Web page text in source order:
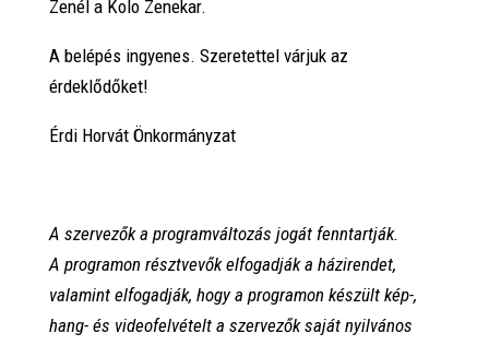
Zenél a Kolo Zenekar.
A belépés ingyenes. Szeretettel várjuk az
érdeklődőket!
Érdi Horvát Önkormányzat
A szervezők a programváltozás jogát fenntartják.
A programon résztvevők elfogadják a házirendet,
valamint elfogadják, hogy a programon készült kép-,
hang- és videofelvételt a szervezők saját nyilvános